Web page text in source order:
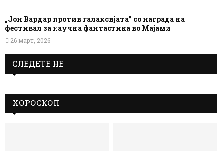
„Јон Вардар против галаксијата” со награда на
фестивал за научна фантастика во Мајами
26 март, 2026
СЛЕДЕТЕ НЕ
ХОРОСКОП